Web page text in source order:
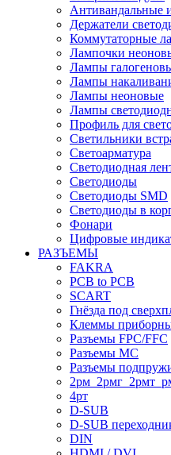
Антивандальные
Держатели
Коммутаторные
Лампочки
Лампы
Лампы
Лампы неоновые
Лампы
Профиль для
Светильники
Светоарматура
Светодиодная
Светодиоды
Светодиоды SMD
Светодиоды в
Фонари
Цифровые
РАЗЪЕМЫ
FAKRA
PCB to PCB
SCART
Гнёзда под
Клеммы
Разъемы FPC/FFC
Разъемы MC
Разъемы
4рт
D-SUB
D-SUB
DIN